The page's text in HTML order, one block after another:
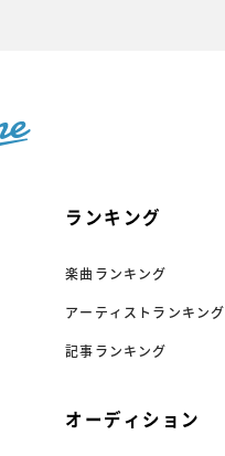
ランキング
楽曲ランキング
アーティストランキング
記事ランキング
オーディション